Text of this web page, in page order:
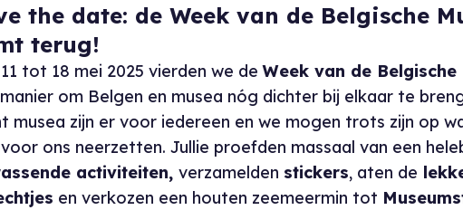
the date: de Week van de Belgische
terug!
tot 18 mei 2025 vierden we deWeek van de Belgische
om Belgen en musea nóg dichter bij elkaar te
musea zijn er voor iedereen en we mogen trots zijn op
ons neerzetten. Jullie proefden massaal van een
activiteiten, verzamelden stickers, aten de
en verkozen een houten zeemeermin tot